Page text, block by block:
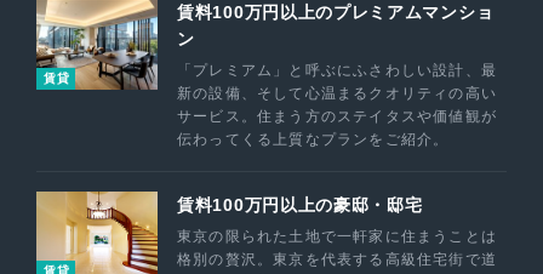
賃貸
賃料100万円以上のプレミアムマンショ
ン
「プレミアム」と呼ぶにふさわしい設計、最
新の設備、そして心温まるクオリティの高い
サービス。住まう方のステイタスや価値観が
伝わってくる上質なプランをご紹介。
賃料100万円以上の豪邸・邸宅
東京の限られた土地で一軒家に住まうことは
格別の贅沢。東京を代表する高級住宅街で道